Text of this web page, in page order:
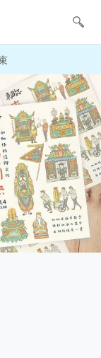
最值得信賴的群眾